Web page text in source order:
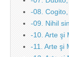
-08.
-09. Nihil
-10. Arte şi
-11. Arte şi